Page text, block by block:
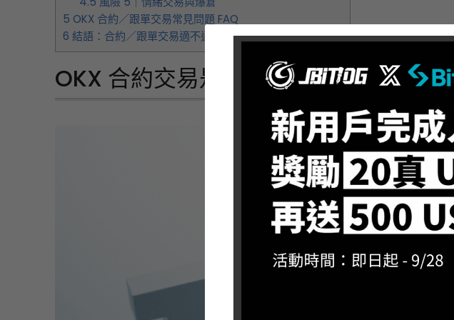
5 OKX 合約／跟單交易常見問題 FAQ
6 結語：合約／跟單交易適不適合你？我的想法是
OKX 合約交易是什麼?跟現貨有什麼差